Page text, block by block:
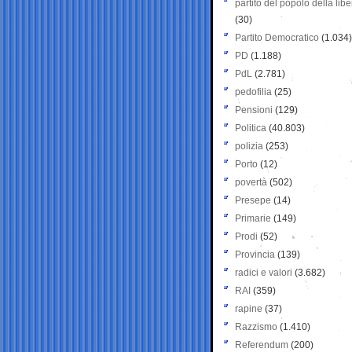
partito del popolo della
(30)
Partito Democratico (1.034)
PD (1.188)
PdL (2.781)
pedofilia (25)
Pensioni (129)
Politica (40.803)
polizia (253)
Porto (12)
povertà (502)
Presepe (14)
Primarie (149)
Prodi (52)
Provincia (139)
radici e valori (3.682)
RAI (359)
rapine (37)
Razzismo (1.410)
Referendum (200)